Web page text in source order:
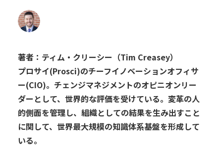
著者：ティム・クリーシー（Tim Creasey）
プロサイ(Prosci)のチーフイノベーションオフィサ
ー(CIO)。チェンジマネジメントのオピニオンリー
ダーとして、世界的な評価を受けている。変革の人
的側面を管理し、組織としての結果を生み出すこと
に関して、世界最大規模の知識体系基盤を形成して
いる。